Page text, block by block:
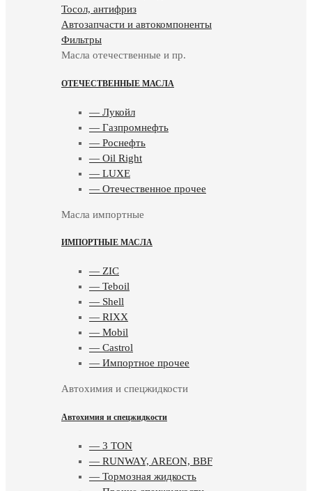
Тосол, антифриз
Автозапчасти и автокомпоненты
Фильтры
Масла отечественные и пр.
ОТЕЧЕСТВЕННЫЕ МАСЛА
— Лукойл
— Газпромнефть
— Роснефть
— Oil Right
— LUXE
— Отечественное прочее
Масла импортные
ИМПОРТНЫЕ МАСЛА
— ZIC
— Teboil
— Shell
— RIXX
— Mobil
— Castrol
— Импортное прочее
Автохимия и спецжидкости
Автохимия и спецжидкости
— 3 TON
— RUNWAY, AREON, BBF
— Тормозная жидкость